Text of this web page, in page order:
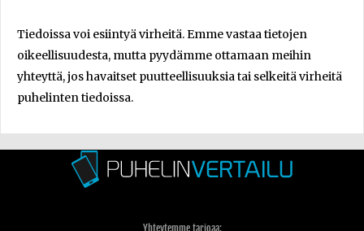
Tiedoissa voi esiintyä virheitä. Emme vastaa tietojen
oikeellisuudesta, mutta pyydämme ottamaan meihin
yhteyttä, jos havaitset puutteellisuuksia tai selkeitä virheitä
puhelinten tiedoissa.
Yhteytemme tarjoaa: